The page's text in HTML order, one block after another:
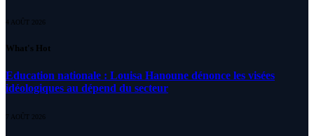
4 AOÛT 2026
What's Hot
Education nationale : Louisa Hanoune dénonce les visées
idéologiques au dépend du secteur
7 AOÛT 2026